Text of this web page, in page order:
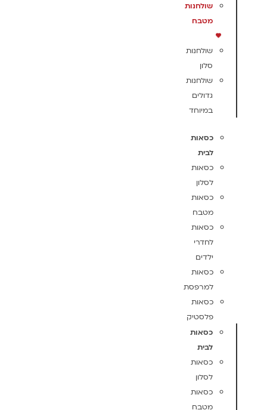
שולחנות
מטבח
שולחנות
סלון
שולחנות
גדולים
במיוחד
כסאות
לבית
כסאות
לסלון
כסאות
מטבח
כסאות
לחדרי
ילדים
כסאות
למרפסת
כסאות
פלסטיק
כסאות
לבית
כסאות
לסלון
כסאות
מטבח